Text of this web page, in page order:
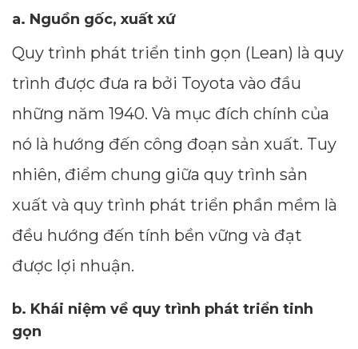
a. Nguồn gốc, xuất xứ
Quy trình phát triển tinh gọn (Lean) là quy
trình được đưa ra bởi Toyota vào đầu
những năm 1940. Và mục đích chính của
nó là hướng đến công đoạn sản xuất. Tuy
nhiên, điểm chung giữa quy trình sản
xuất và quy trình phát triển phần mềm là
đều hướng đến tính bền vững và đạt
được lợi nhuận.
b. Khái niệm về quy trình phát triển tinh
gọn